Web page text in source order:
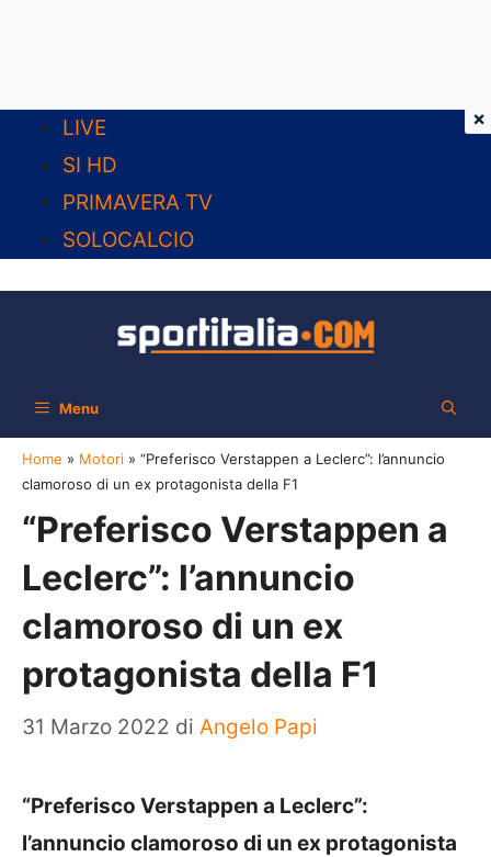
contenuto
LIVE
SI HD
PRIMAVERA TV
SOLOCALCIO
Menu
Home » Motori » “Preferisco Verstappen a Leclerc”: l’annuncio
clamoroso di un ex protagonista della F1
“Preferisco Verstappen a
Leclerc”: l’annuncio
clamoroso di un ex
protagonista della F1
31 Marzo 2022 di Angelo Papi
“Preferisco Verstappen a Leclerc”:
l’annuncio clamoroso di un ex protagonista
×